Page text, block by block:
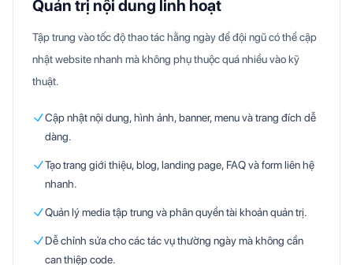
Quản trị nội dung linh hoạt
Tập trung vào tốc độ thao tác hằng ngày để đội ngũ có thể cập
nhật website nhanh mà không phụ thuộc quá nhiều vào kỹ
thuật.
Cập nhật nội dung, hình ảnh, banner, menu và trang đích dễ
dàng.
Tạo trang giới thiệu, blog, landing page, FAQ và form liên hệ
nhanh.
Quản lý media tập trung và phân quyền tài khoản quản trị.
Dễ chỉnh sửa cho các tác vụ thường ngày mà không cần
can thiệp code.